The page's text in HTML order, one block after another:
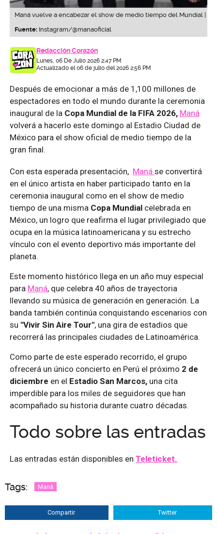
Maná vuelve a encabezar el show de medio tiempo del Mundial |
Fuente: Instagram/@manaoficial
Redacción Corazón
Lunes, 06 De Julio 2026 2:47 PM
Actualizado el 06 de julio del 2026 2:56 PM
Después de emocionar a más de 1,100 millones de
espectadores en todo el mundo durante la ceremonia
inaugural de la Copa Mundial de la FIFA 2026, Maná
volverá a hacerlo este domingo al Estadio Ciudad de
México para el show oficial de medio tiempo de la
gran final.
Con esta esperada presentación, Maná se convertirá
en el único artista en haber participado tanto en la
ceremonia inaugural como en el show de medio
tiempo de una misma Copa Mundial celebrada en
México, un logro que reafirma el lugar privilegiado que
ocupa en la música latinoamericana y su estrecho
vínculo con el evento deportivo más importante del
planeta.
Este momento histórico llega en un año muy especial
para Maná, que celebra 40 años de trayectoria
llevando su música de generación en generación. La
banda también continúa conquistando escenarios con
su "Vivir Sin Aire Tour", una gira de estadios que
recorrerá las principales ciudades de Latinoamérica.
Como parte de este esperado recorrido, el grupo
ofrecerá un único concierto en Perú el próximo 2 de
diciembre en el Estadio San Marcos, una cita
imperdible para los miles de seguidores que han
acompañado su historia durante cuatro décadas.
Todo sobre las entradas
Las entradas están disponibles en Teleticket.
Tags: Maná
Compartir Twitter